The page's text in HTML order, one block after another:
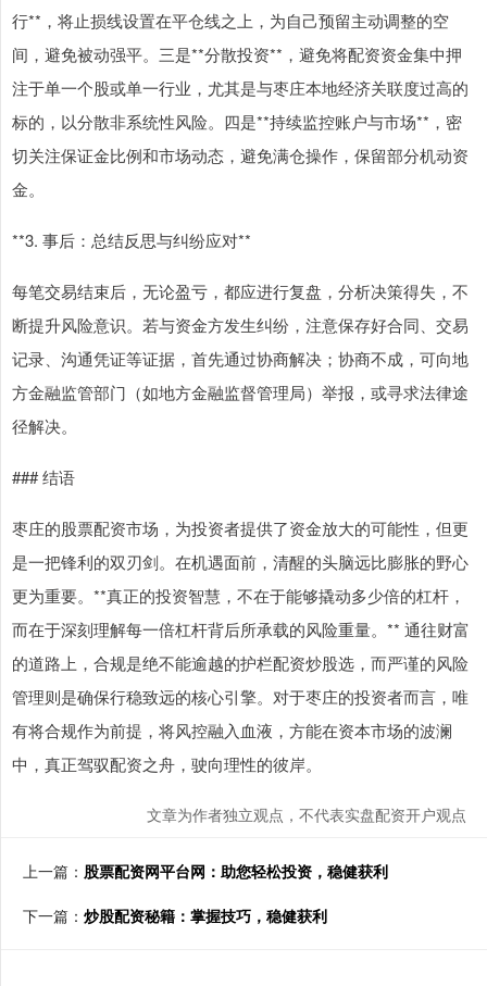
行**，将止损线设置在平仓线之上，为自己预留主动调整的空
间，避免被动强平。三是**分散投资**，避免将配资资金集中押
注于单一个股或单一行业，尤其是与枣庄本地经济关联度过高的
标的，以分散非系统性风险。四是**持续监控账户与市场**，密
切关注保证金比例和市场动态，避免满仓操作，保留部分机动资
金。
**3. 事后：总结反思与纠纷应对**
每笔交易结束后，无论盈亏，都应进行复盘，分析决策得失，不
断提升风险意识。若与资金方发生纠纷，注意保存好合同、交易
记录、沟通凭证等证据，首先通过协商解决；协商不成，可向地
方金融监管部门（如地方金融监督管理局）举报，或寻求法律途
径解决。
### 结语
枣庄的股票配资市场，为投资者提供了资金放大的可能性，但更
是一把锋利的双刃剑。在机遇面前，清醒的头脑远比膨胀的野心
更为重要。**真正的投资智慧，不在于能够撬动多少倍的杠杆，
而在于深刻理解每一倍杠杆背后所承载的风险重量。** 通往财富
的道路上，合规是绝不能逾越的护栏配资炒股选，而严谨的风险
管理则是确保行稳致远的核心引擎。对于枣庄的投资者而言，唯
有将合规作为前提，将风控融入血液，方能在资本市场的波澜
中，真正驾驭配资之舟，驶向理性的彼岸。
文章为作者独立观点，不代表实盘配资开户观点
上一篇： 股票配资网平台网：助您轻松投资，稳健获利
下一篇： 炒股配资秘籍：掌握技巧，稳健获利